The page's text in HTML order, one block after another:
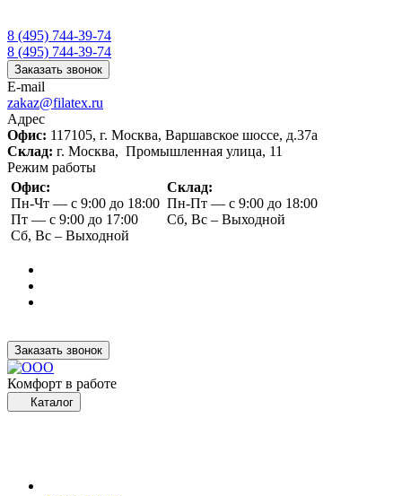
8 (495) 744-39-74
8 (495) 744-39-74
Заказать звонок
E-mail
zakaz@filatex.ru
Адрес
Офис: 117105, г. Москва, Варшавское шоссе, д.37а
Склад: г. Москва, Промышленная улица, 11
Режим работы
Офис:
Пн-Чт — с 9:00 до 18:00
Пт — с 9:00 до 17:00
Сб, Вс – Выходной
Склад:
Пн-Пт — с 9:00 до 18:00
Сб, Вс – Выходной
Заказать звонок
Комфорт в работе
Каталог